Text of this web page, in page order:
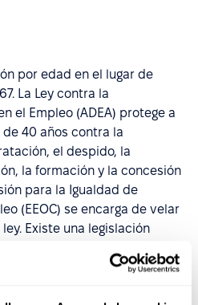
por edad en el lugar de
La Ley contra la
el Empleo (ADEA) protege a
40 años contra la
el despido, la
la formación y la concesión
para la Igualdad de
(EEOC) se encarga de velar
Existe una legislación
y los mecanismos de